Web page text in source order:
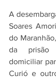
A
Soares
do
da prisão
domiciliar
Curió e